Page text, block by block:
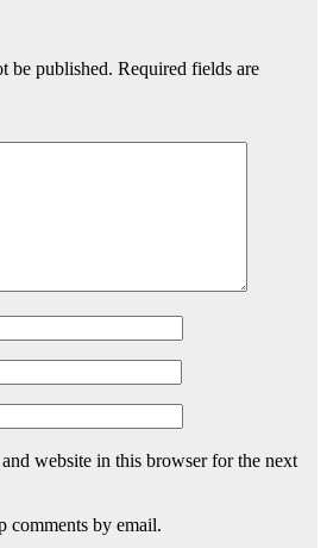
be published. Required fields are
website in this browser for the next
by email.